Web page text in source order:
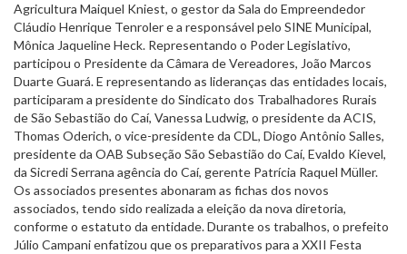
Agricultura Maiquel Kniest, o gestor da Sala do Empreendedor
Cláudio Henrique Tenroler e a responsável pelo SINE Municipal,
Mônica Jaqueline Heck. Representando o Poder Legislativo,
participou o Presidente da Câmara de Vereadores, João Marcos
Duarte Guará. E representando as lideranças das entidades locais,
participaram a presidente do Sindicato dos Trabalhadores Rurais
de São Sebastião do Caí, Vanessa Ludwig, o presidente da ACIS,
Thomas Oderich, o vice-presidente da CDL, Diogo Antônio Salles,
presidente da OAB Subseção São Sebastião do Caí, Evaldo Kievel,
da Sicredi Serrana agência do Caí, gerente Patrícia Raquel Müller.
Os associados presentes abonaram as fichas dos novos
associados, tendo sido realizada a eleição da nova diretoria,
conforme o estatuto da entidade. Durante os trabalhos, o prefeito
Júlio Campani enfatizou que os preparativos para a XXII Festa